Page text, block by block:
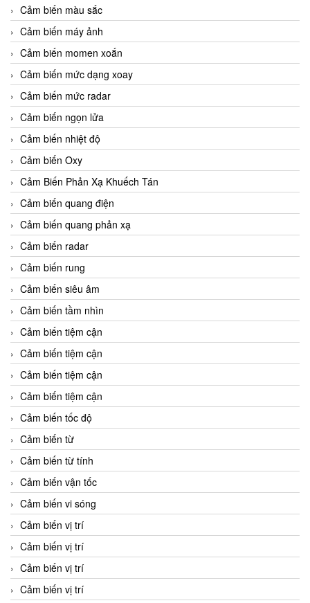
Cảm biến màu sắc
Cảm biến máy ảnh
Cảm biến momen xoắn
Cảm biến mức dạng xoay
Cảm biến mức radar
Cảm biến ngọn lửa
Cảm biến nhiệt độ
Cảm biến Oxy
Cảm Biến Phản Xạ Khuếch Tán
Cảm biến quang điện
Cảm biến quang phản xạ
Cảm biến radar
Cảm biến rung
Cảm biến siêu âm
Cảm biến tầm nhìn
Cảm biến tiệm cận
Cảm biến tiệm cận
Cảm biến tiệm cận
Cảm biến tiệm cận
Cảm biến tốc độ
Cảm biến từ
Cảm biến từ tính
Cảm biến vận tốc
Cảm biến vi sóng
Cảm biến vị trí
Cảm biến vị trí
Cảm biến vị trí
Cảm biến vị trí